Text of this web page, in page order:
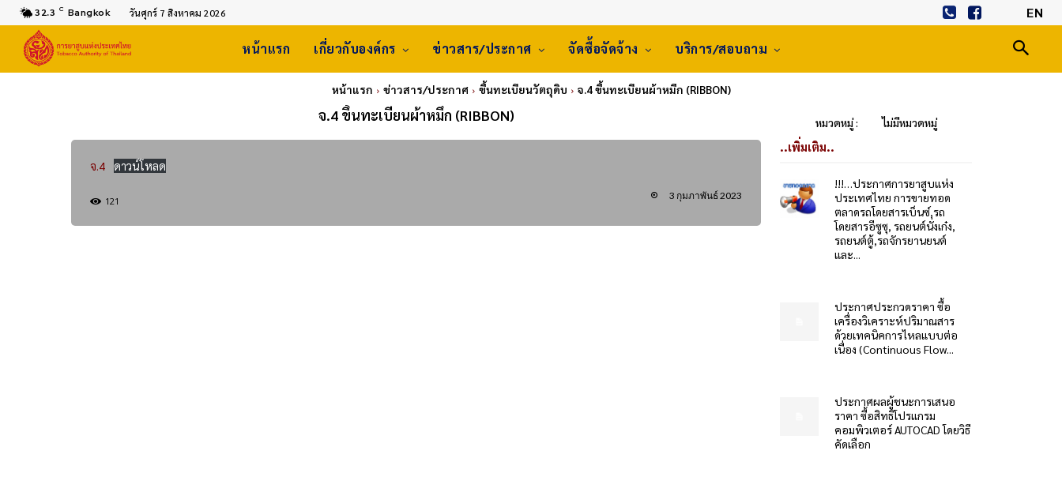
32.3 C Bangkok วันศุกร์ 7 สิงหาคม 2026 EN
หน้าแรก เกี่ยวกับองค์กร ข่าวสาร/ประกาศ จัดซื้อจัดจ้าง บริการ/สอบถาม
หน้าแรก ข่าวสาร/ประกาศ ขึ้นทะเบียนวัตถุดิบ จ.4 ขึ้นทะเบียนผ้าหมึก (RIBBON)
จ.4 ขึ้นทะเบียนผ้าหมึก (RIBBON) หมวดหมู่ : ไม่มีหมวดหมู่
จ.4 ดาวน์โหลด
121 3 กุมภาพันธ์ 2023
..เพิ่มเติม..
!!!…ประกาศการยาสูบแห่ง
ประเทศไทย การขายทอด
ตลาดรถโดยสารเบ็นซ์,รถ
โดยสารอีซูซุ, รถยนต์นั่งเก๋ง,
รถยนต์ตู้,รถจักรยานยนต์
และ...
ประกาศประกวดราคา ซื้อ
เครื่องวิเคราะห์ปริมาณสาร
ด้วยเทคนิคการไหลแบบต่อ
เนื่อง (Continuous Flow...
ประกาศผลผู้ชนะการเสนอ
ราคา ซื้อสิทธิโปรแกรม
คอมพิวเตอร์ AUTOCAD โดยวิธี
คัดเลือก